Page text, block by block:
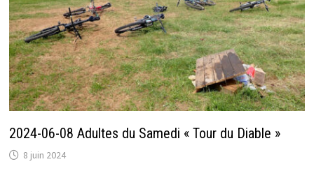
2024-06-08 Adultes du Samedi « Tour du Diable »
8 juin 2024